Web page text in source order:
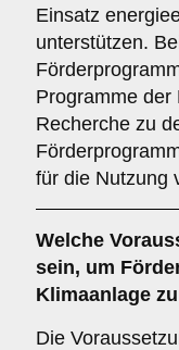
Einsatz
unterstützen.
Programme der
Recherche zu
für die Nutzung
Welche
sein, um
Klimaanlage
Die